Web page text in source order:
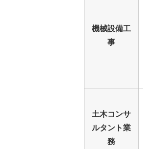
機械設備工
事
土木コンサ
ルタント業
務